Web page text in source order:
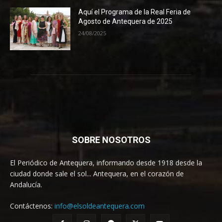
Aquí el Programa de la Real Feria de
Agosto de Antequera de 2025
24/08/2025
SOBRE NOSOTROS
El Periódico de Antequera, informando desde 1918 desde la
ciudad donde sale el sol... Antequera, en el corazón de
Andalucía.
Contáctenos: info@elsoldeantequera.com